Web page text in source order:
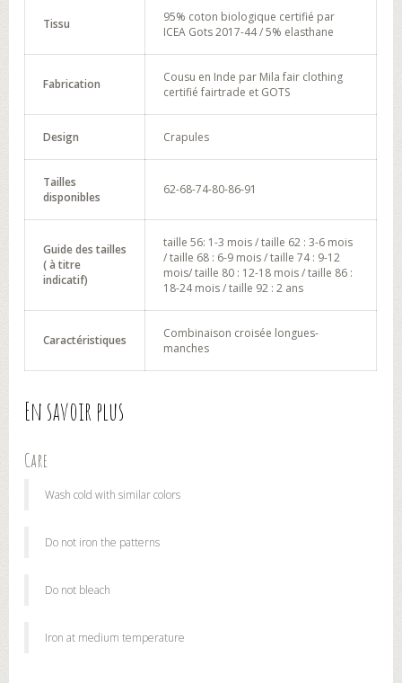
Tissu
95% coton biologique certifié par
ICEA Gots 2017-44 / 5% elasthane
Fabrication
Cousu en Inde par Mila fair clothing
certifié fairtrade et GOTS
Design Crapules
Tailles
disponibles
62-68-74-80-86-91
Guide des tailles
( à titre
indicatif)
taille 56: 1-3 mois / taille 62 : 3-6 mois
/ taille 68 : 6-9 mois / taille 74 : 9-12
mois/ taille 80 : 12-18 mois / taille 86 :
18-24 mois / taille 92 : 2 ans
Caractéristiques
Combinaison croisée longues-
manches
En savoir plus
Care
Wash cold with similar colors
Do not iron the patterns
Do not bleach
Iron at medium temperature